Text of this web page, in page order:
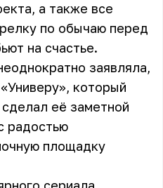
а также все
по обычаю перед
на счастье.
заявляла,
который
её заметной
радостью
площадку